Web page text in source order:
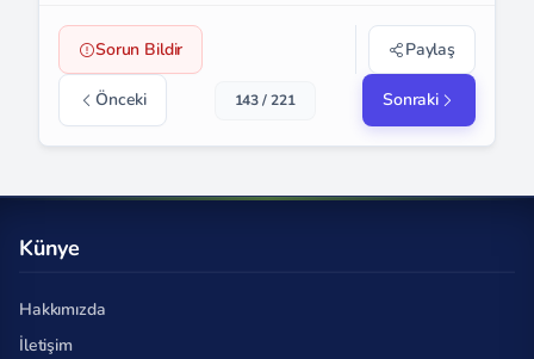
Sorun Bildir Paylaş
Önceki 143 / 221 Sonraki
Künye
Hakkımızda
İletişim